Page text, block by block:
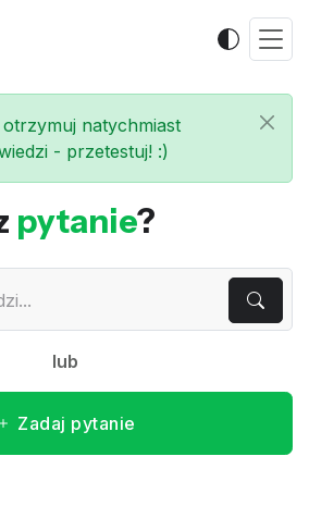
natychmiast
- przetestuj! :)
pytanie?
lub
Zadaj pytanie